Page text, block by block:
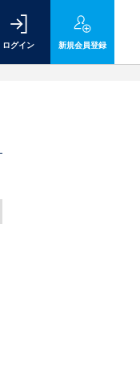
ログイン 新規会員登録